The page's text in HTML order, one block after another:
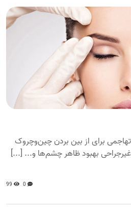
برای از بین بردن چین‌وچروک
بهبود ظاهر چشم‌ها و... [...]
0
99